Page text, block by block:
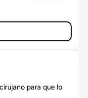
para que lo